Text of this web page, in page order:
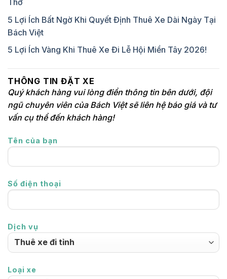
Thơ
5 Lợi Ích Bất Ngờ Khi Quyết Định Thuê Xe Dài Ngày Tại
Bách Việt
5 Lợi Ích Vàng Khi Thuê Xe Đi Lễ Hội Miền Tây 2026!
THÔNG TIN ĐẶT XE
Quý khách hàng vui lòng điền thông tin bên dưới, đội
ngũ chuyên viên của Bách Việt sẽ liên hệ báo giá và tư
vấn cụ thể đến khách hàng!
Tên của bạn
Số điện thoại
Dịch vụ
Loại xe